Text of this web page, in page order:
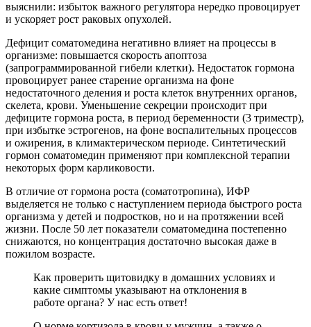
выяснили: избыток важного регулятора нередко провоцирует
и ускоряет рост раковых опухолей.
Дефицит соматомедина негативно влияет на процессы в
организме: повышается скорость апоптоза
(запрограммированной гибели клетки). Недостаток гормона
провоцирует ранее старение организма на фоне
недостаточного деления и роста клеток внутренних органов,
скелета, крови. Уменьшение секреции происходит при
дефиците гормона роста, в период беременности (3 триместр),
при избытке эстрогенов, на фоне воспалительных процессов
и ожирения, в климактерическом периоде. Синтетический
гормон соматомедин применяют при комплексной терапии
некоторых форм карликовости.
В отличие от гормона роста (соматотропина), ИФР
выделяется не только с наступлением периода быстрого роста
организма у детей и подростков, но и на протяжении всей
жизни. После 50 лет показатели соматомедина постепенно
снижаются, но концентрация достаточно высокая даже в
пожилом возрасте.
Как проверить щитовидку в домашних условиях и
какие симптомы указывают на отклонения в
работе органа? У нас есть ответ!